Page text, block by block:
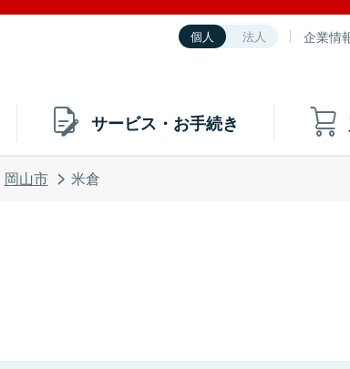
個人 法人 企業情
サービス・お手続き
岡山市 米倉